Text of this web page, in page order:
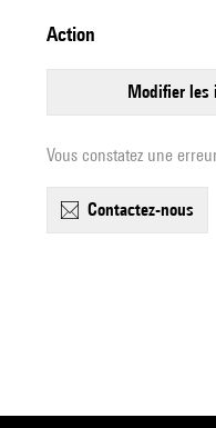
action
modifier
Vous constatez une
contactez-nous